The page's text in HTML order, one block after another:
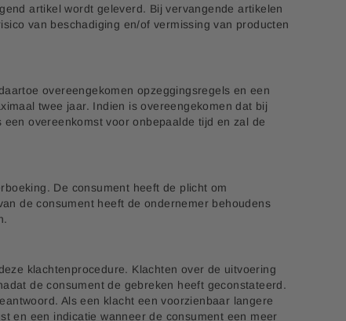
artikel wordt geleverd. Bij vervangende artikelen
van beschadiging en/of vermissing van producten
overeengekomen opzeggingsregels en een
twee jaar. Indien is overeengekomen dat bij
overeenkomst voor onbepaalde tijd en zal de
De consument heeft de plicht om
de consument heeft de ondernemer behoudens
klachtenprocedure. Klachten over de uitvoering
de consument de gebreken heeft geconstateerd.
Als een klacht een voorzienbaar langere
en een indicatie wanneer de consument een meer